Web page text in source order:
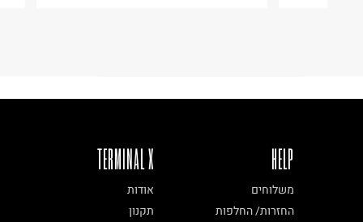
TERMINAL X
אודות
תקנון
HELP
משלוחים
החזרות/ החלפות